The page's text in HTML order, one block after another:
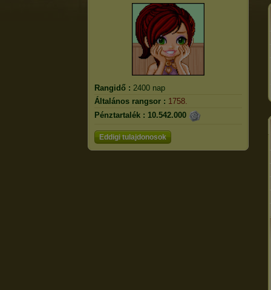
Rangidő : 2400 nap
Általános rangsor : 1758.
Pénztartalék : 10.542.000
Eddigi tulajdonosok